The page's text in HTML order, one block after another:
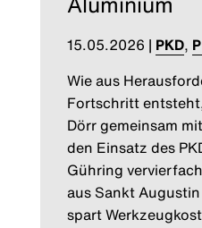
15.05.2026 | PKD,
Wie aus
Fortschritt
Dörr gemeinsam
den Einsatz des
Gühring
aus Sankt
spart